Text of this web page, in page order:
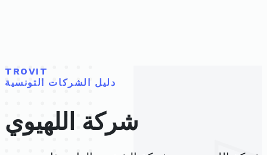
TROVIT
دليل الشركات التونسية
شركة اللهيوي